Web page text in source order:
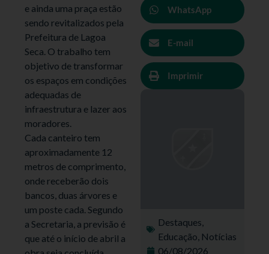
e ainda uma praça estão
sendo revitalizados pela
Prefeitura de Lagoa
Seca. O trabalho tem
objetivo de transformar
os espaços em condições
adequadas de
infraestrutura e lazer aos
moradores.
Cada canteiro tem
aproximadamente 12
metros de comprimento,
onde receberão dois
bancos, duas árvores e
um poste cada. Segundo
a Secretaria, a previsão é
que até o início de abril a
WhatsApp
E-mail
Imprimir
Destaques,
Educação, Notícias
06/08/2026